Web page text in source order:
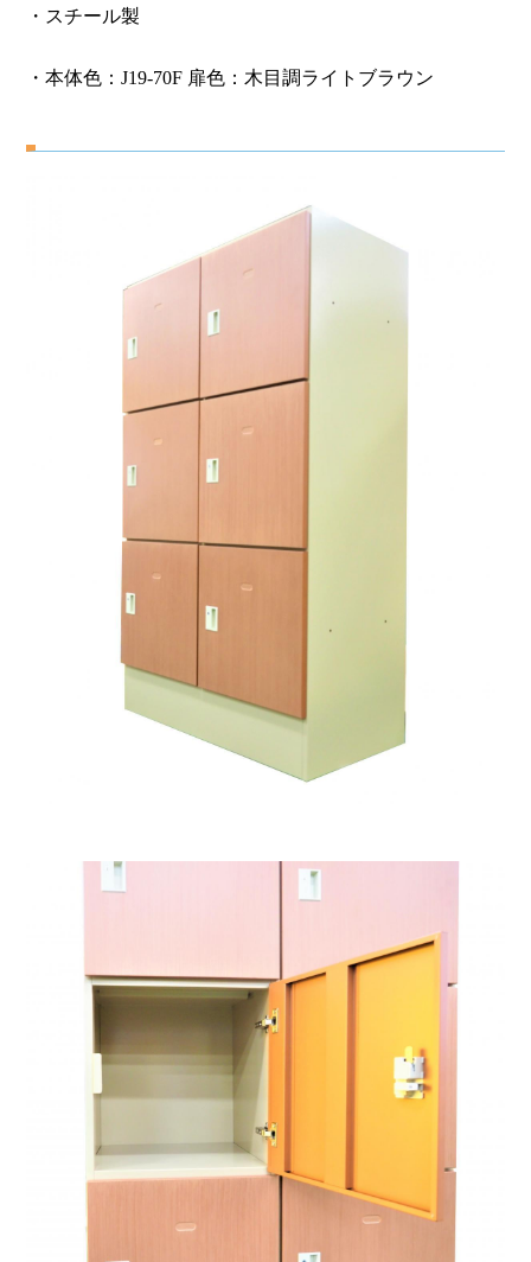
・スチール製
・本体色：J19-70F 扉色：木目調ライトブラウン